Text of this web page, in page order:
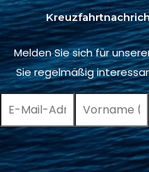
Melden Sie sich für
Sie regelmäßig